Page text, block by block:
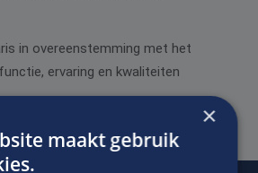
in overeenstemming met het
ervaring en kwaliteiten
×
maakt gebruik